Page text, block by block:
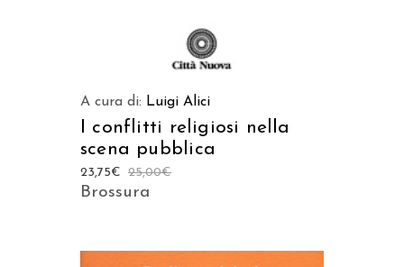
A cura di: Luigi Alici
I conflitti religiosi nella
scena pubblica
25,00€
23,75€
Brossura